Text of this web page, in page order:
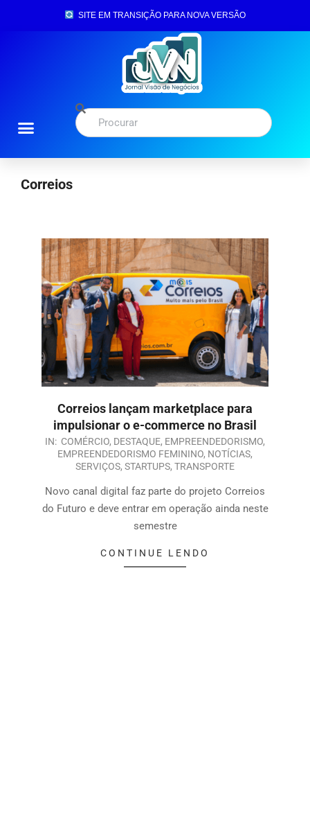
SITE EM TRANSIÇÃO PARA NOVA VERSÃO
Correios
Correios lançam marketplace para
impulsionar o e-commerce no Brasil
IN: COMÉRCIO, DESTAQUE, EMPREENDEDORISMO,
EMPREENDEDORISMO FEMININO, NOTÍCIAS,
SERVIÇOS, STARTUPS, TRANSPORTE
Novo canal digital faz parte do projeto Correios
do Futuro e deve entrar em operação ainda neste
semestre
CONTINUE LENDO